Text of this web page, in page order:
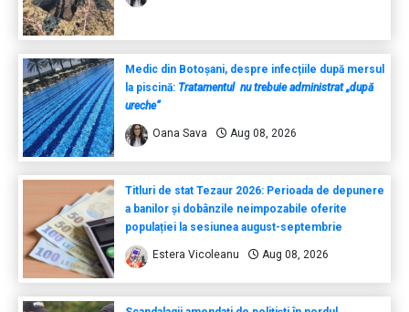
Medic din Botoșani, despre infecțiile după mersul
la piscină: Tratamentul nu trebuie administrat „după
ureche”
Oana Sava Aug 08, 2026
Titluri de stat Tezaur 2026: Perioada de depunere
a banilor și dobânzile neimpozabile oferite
populației la sesiunea august-septembrie
Estera Vicoleanu Aug 08, 2026